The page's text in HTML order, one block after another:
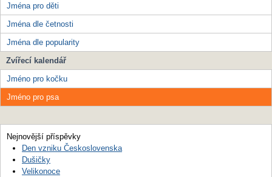
Jména pro děti
Jména dle četnosti
Jména dle popularity
Zvířecí kalendář
Jméno pro kočku
Jméno pro psa
Nejnovější příspěvky
Den vzniku Československa
Dušičky
Velikonoce